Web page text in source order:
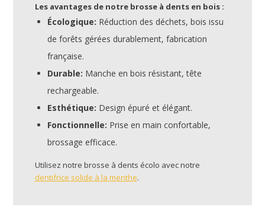
Les avantages de notre brosse à dents en bois :
Écologique: Réduction des déchets, bois issu
de forêts gérées durablement, fabrication
française.
Durable: Manche en bois résistant, tête
rechargeable.
Esthétique: Design épuré et élégant.
Fonctionnelle: Prise en main confortable,
brossage efficace.
Utilisez notre brosse à dents écolo avec notre
dentifrice solide à la menthe.